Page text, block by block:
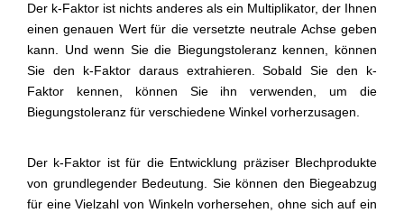
Der k-Faktor ist nichts anderes als ein Multiplikator, der Ihnen
einen genauen Wert für die versetzte neutrale Achse geben
kann. Und wenn Sie die Biegungstoleranz kennen, können
Sie den k-Faktor daraus extrahieren. Sobald Sie den k-
Faktor kennen, können Sie ihn verwenden, um die
Biegungstoleranz für verschiedene Winkel vorherzusagen.
Der k-Faktor ist für die Entwicklung präziser Blechprodukte
von grundlegender Bedeutung. Sie können den Biegeabzug
für eine Vielzahl von Winkeln vorhersehen, ohne sich auf ein